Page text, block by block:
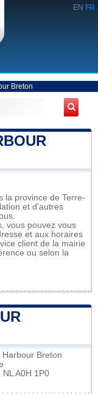
EN FR
Breton
la province de Terre-
et d'autres
vous pouvez vous
et aux horaires
client de la mairie
ou selon la
Harbour Breton
A0H 1P0